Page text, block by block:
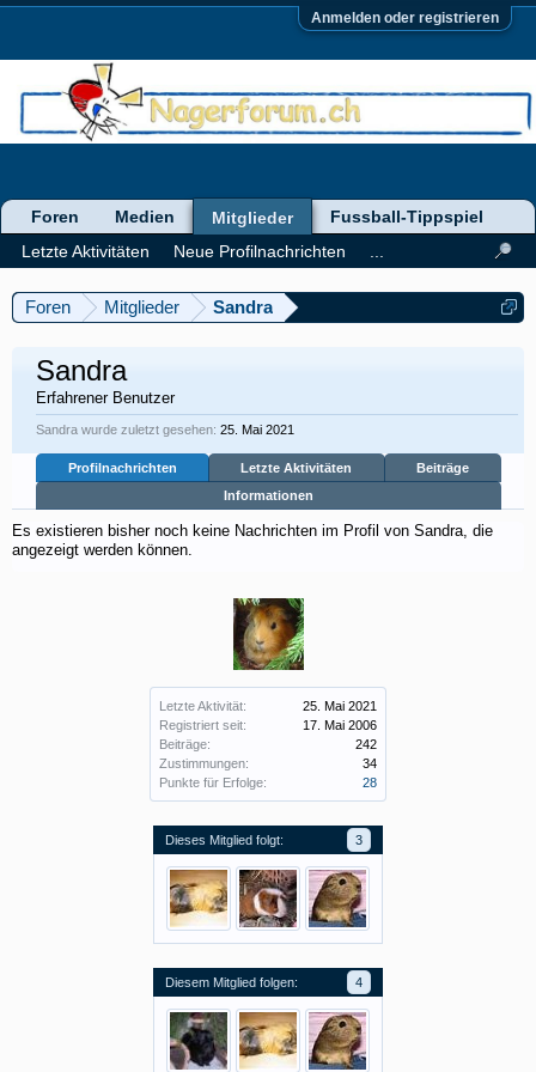
Anmelden oder registrieren
Foren Mitglieder Sandra
Letzte Aktivität:
25. Mai 2021
Registriert seit:
17. Mai 2006
Beiträge:
242
Zustimmungen:
34
Punkte für Erfolge:
28
Dieses Mitglied folgt: 3
Diesem Mitglied folgen: 4
Sandra
Erfahrener Benutzer
Sandra wurde zuletzt gesehen: 25. Mai 2021
Profilnachrichten Letzte Aktivitäten
Beiträge
Informationen
Es existieren bisher noch keine Nachrichten im Profil von Sandra, die
angezeigt werden können.
Foren Medien
Mitglieder
Letzte Aktivitäten
Neue Profilnachrichten
Fussball-Tippspiel